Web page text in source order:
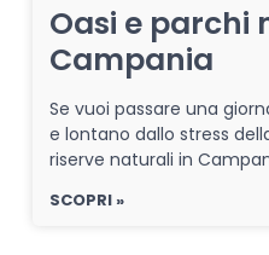
Oasi e parchi
Campania
Se vuoi passare una
e lontano dallo stress
riserve naturali in
SCOPRI »